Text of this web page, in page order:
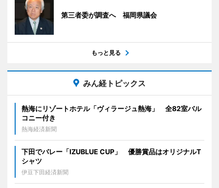
第三者委が調査へ 福岡県議会
もっと見る
みん経トピックス
熱海にリゾートホテル「ヴィラージュ熱海」 全82室バル
コニー付き
熱海経済新聞
下田でバレー「IZUBLUE CUP」 優勝賞品はオリジナルT
シャツ
伊豆下田経済新聞